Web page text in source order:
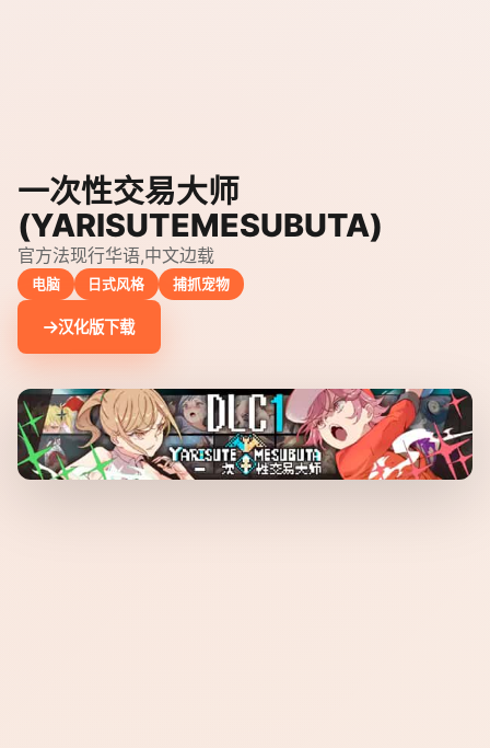
一次性交易大师
(YARISUTEMESUBUTA)
官方法现行华语,中文边载
电脑 日式风格 捕抓宠物
汉化版下载